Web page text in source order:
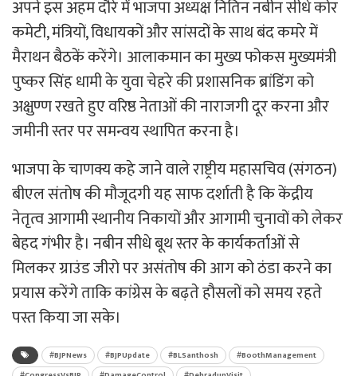
अपने इस अहम दौरे में भाजपा अध्यक्ष नितिन नबीन सीधे कोर
कमेटी, मंत्रियों, विधायकों और सांसदों के साथ बंद कमरे में
मैराथन बैठकें करेंगे। आलाकमान का मुख्य फोकस मुख्यमंत्री
पुष्कर सिंह धामी के युवा चेहरे की प्रशासनिक ब्रांडिंग को
अक्षुण्ण रखते हुए वरिष्ठ नेताओं की नाराजगी दूर करना और
जमीनी स्तर पर समन्वय स्थापित करना है।
भाजपा के चाणक्य कहे जाने वाले राष्ट्रीय महासचिव (संगठन)
बीएल संतोष की मौजूदगी यह साफ दर्शाती है कि केंद्रीय
नेतृत्व आगामी स्थानीय निकायों और आगामी चुनावों को लेकर
बेहद गंभीर है। नबीन सीधे बूथ स्तर के कार्यकर्ताओं से
मिलकर ग्राउंड जीरो पर असंतोष की आग को ठंडा करने का
प्रयास करेंगे ताकि कांग्रेस के बढ़ते हौसलों को समय रहते
पस्त किया जा सके।
#BJPNews #BJPUpdate #BLSanthosh
#BoothManagement